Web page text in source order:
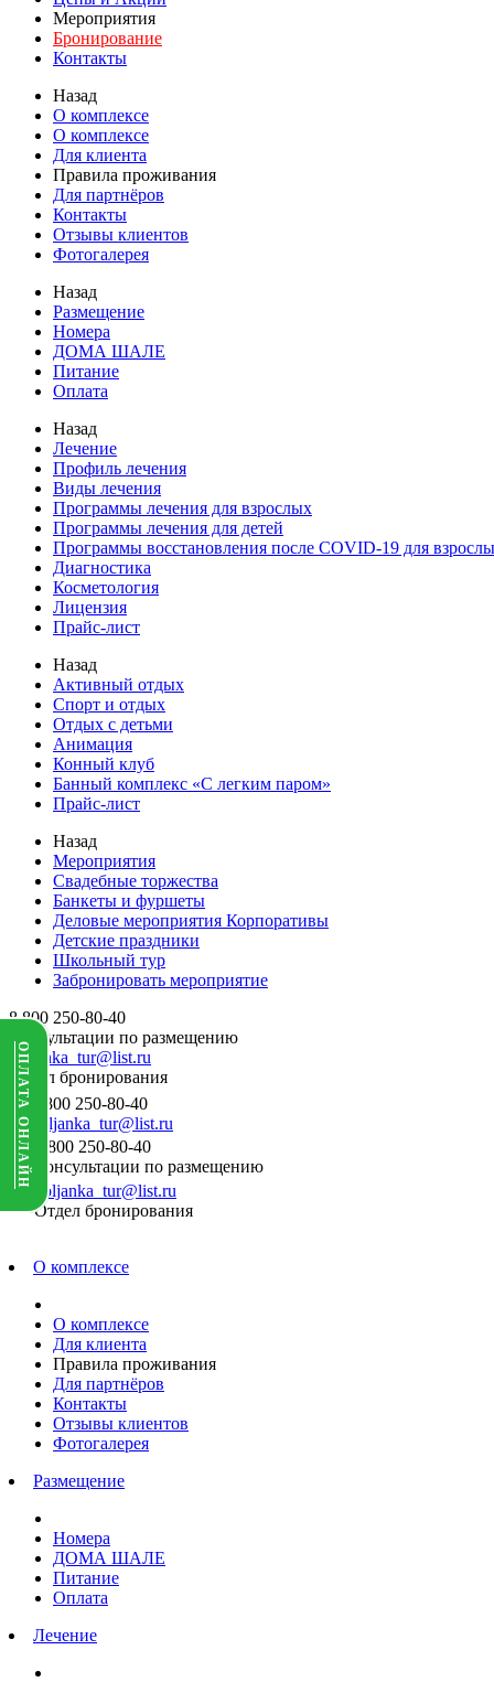
Мероприятия
Бронирование
Контакты
Назад
О комплексе
О комплексе
Для клиента
Правила проживания
Для партнёров
Контакты
Отзывы клиентов
Фотогалерея
Назад
Размещение
Номера
ДОМА ШАЛЕ
Питание
Оплата
Назад
Лечение
Профиль лечения
Виды лечения
Программы лечения для взрослых
Программы лечения для детей
Программы восстановления после COVID-19 для
Диагностика
Косметология
Лицензия
Прайс-лист
Назад
Активный отдых
Спорт и отдых
Отдых с детьми
Анимация
Конный клуб
Банный комплекс «С легким паром»
Прайс-лист
Назад
Мероприятия
Свадебные торжества
Банкеты и фуршеты
Деловые мероприятия Корпоративы
Детские праздники
Школьный тур
Забронировать мероприятие
8 800 250-80-40
Консультации по размещению
voljanka_tur@list.ru
Отдел бронирования
8 800 250-80-40
voljanka_tur@list.ru
8 800 250-80-40
Консультации по размещению
voljanka_tur@list.ru
Отдел бронирования
О комплексе
О комплексе
Для клиента
Правила проживания
Для партнёров
Контакты
Отзывы клиентов
Фотогалерея
Размещение
Номера
ДОМА ШАЛЕ
Питание
Оплата
Лечение
ОПЛАТА ОНЛАЙН